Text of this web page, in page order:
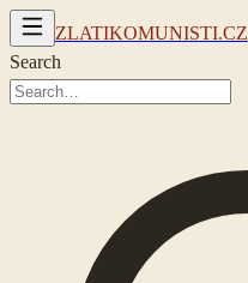
ZLATIKOMUNISTI.CZ
Search